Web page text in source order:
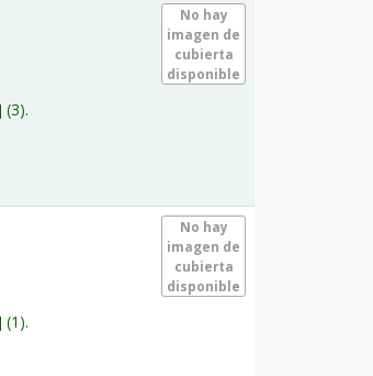
No hay
imagen de
cubierta
disponible
(3).
No hay
imagen de
cubierta
disponible
(1).